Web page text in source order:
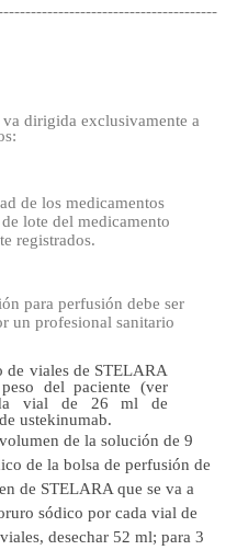
dirigida exclusivamente a
de los medicamentos
lote del medicamento
registrados.
para perfusión debe ser
un profesional sanitario
de viales de STELARA
del paciente (ver
vial de 26 ml de
ustekinumab.
de la solución de 9
de la bolsa de perfusión de
de STELARA que se va a
sódico por cada vial de
desechar 52 ml; para 3